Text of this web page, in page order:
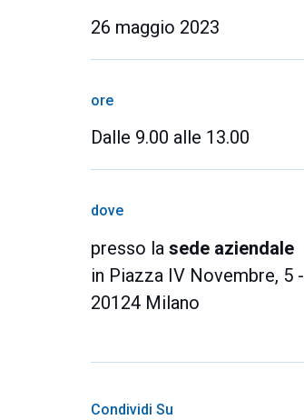
26 maggio 2023
ore
Dalle 9.00 alle 13.00
dove
presso la sede aziendale
in Piazza IV Novembre, 5 -
20124 Milano
Condividi Su